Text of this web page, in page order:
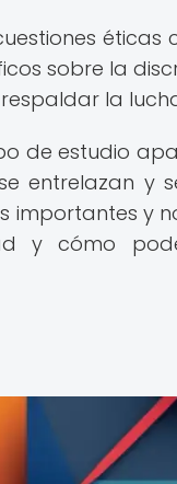
éticas
sobre la
la
de estudio
entrelazan y
y
y cómo